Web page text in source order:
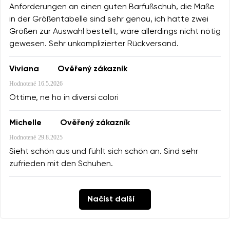
Anforderungen an einen guten Barfußschuh, die Maße
in der Größentabelle sind sehr genau, ich hatte zwei
Größen zur Auswahl bestellt, wäre allerdings nicht nötig
gewesen. Sehr unkomplizierter Rückversand.
Viviana Ověřený zákazník
Hodnotené 16.5.2026
Ottime, ne ho in diversi colori
Michelle Ověřený zákazník
Hodnotené 29.8.2025
Sieht schön aus und fühlt sich schön an. Sind sehr
zufrieden mit den Schuhen.
Načíst další